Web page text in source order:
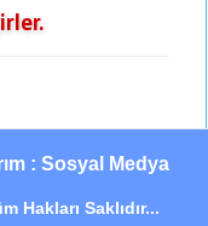
: Sosyal Medya
Hakları Saklıdır...